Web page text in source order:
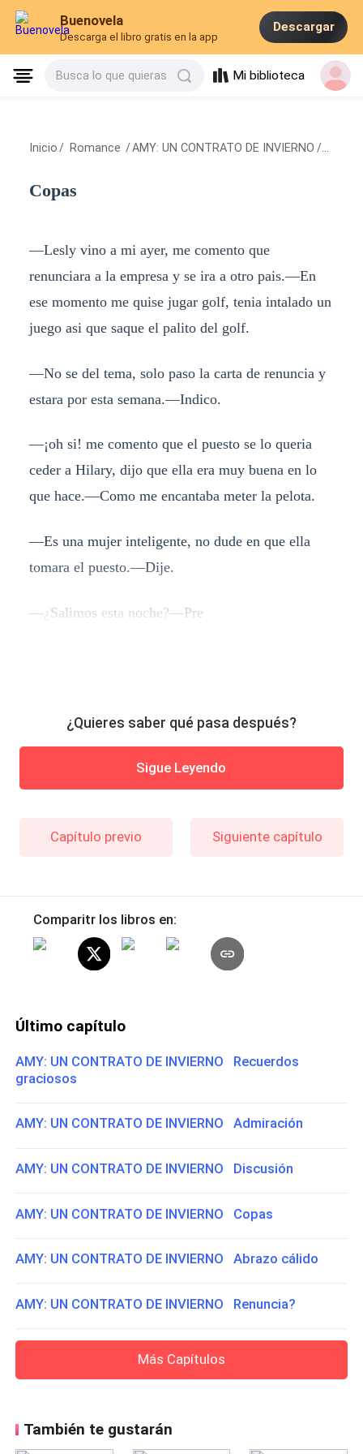
Buenovela
Descarga el libro gratis en la app
Descargar
Busca lo que quieras Mi biblioteca
Inicio / Romance /AMY: UN CONTRATO DE INVIERNO /
Copas
—Lesly vino a mi ayer, me comento que
renunciara a la empresa y se ira a otro pais.—En
ese momento me quise jugar golf, tenia intalado un
juego asi que saque el palito del golf.
—No se del tema, solo paso la carta de renuncia y
estara por esta semana.—Indico.
—¡oh si! me comento que el puesto se lo queria
ceder a Hilary, dijo que ella era muy buena en lo
que hace.—Como me encantaba meter la pelota.
—Es una mujer inteligente, no dude en que ella
tomara el puesto.—Dije.
—¿Salimos esta noche?—Pre
¿Quieres saber qué pasa después?
Sigue Leyendo
Capítulo previo Siguiente capítulo
Comparitr los libros en:
Último capítulo
AMY: UN CONTRATO DE INVIERNO Recuerdos
graciosos
AMY: UN CONTRATO DE INVIERNO Admiración
AMY: UN CONTRATO DE INVIERNO Discusión
AMY: UN CONTRATO DE INVIERNO Copas
AMY: UN CONTRATO DE INVIERNO Abrazo cálido
AMY: UN CONTRATO DE INVIERNO Renuncia?
Más Capítulos
También te gustarán